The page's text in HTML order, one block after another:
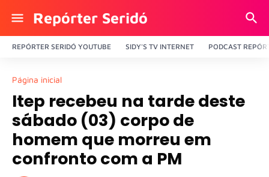
Repórter Seridó
REPÓRTER SERIDÓ YOUTUBE SIDY'S TV INTERNET PODCAST
Página inicial
Itep recebeu na tarde deste
sábado (03) corpo de
homem que morreu em
confronto com a PM